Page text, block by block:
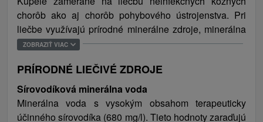
Matej Bel už vo svojom známom diele Notitia
Hungariae Novae Historicogeographia z roku 1740
spomína kúpeľnú dedinku Smrdáky a prvýkrát opisuje
použitie minerálnej sírovodíkovej vody na liečebné
účely. Obec Smrdáky dostala pomenovanie podľa
zloženia miestnych prírodných minerálnych vôd, ktoré
sú bohaté na sírovodík a liečivé sírne bahno a sú
charakteristické svojím typickým zápachom. Kúpele sa
špecializujú na liečbu kožných ochorení (psoriáza,
chorôb ako aj chorôb pohybového ústrojenstva. Pri
liečbe využívajú prírodné minerálne zdroje, minerálna
voda s vysokým obsahom sírovodíka a minerálne
INDIKÁCIE
Kožné ochorenia:
ZOBRAZIŤ VIAC
PRÍRODNÉ LIEČIVÉ ZDROJE
Sírovodíková minerálna voda
Minerálna voda s vysokým obsahom terapeuticky
účinného sírovodíka (680 mg/l). Tieto hodnoty zaraďujú